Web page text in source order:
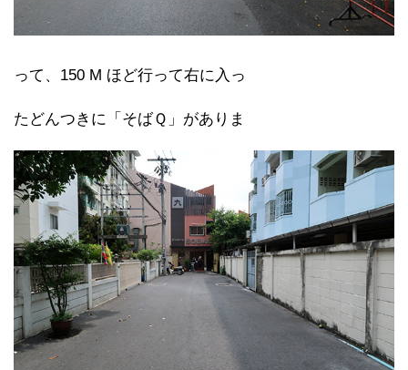
って、150 M ほど行って右に入っ
たどんつきに「そばＱ」がありま